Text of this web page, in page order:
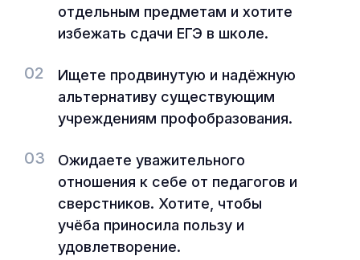
отдельным предметам и хотите
избежать сдачи ЕГЭ в школе.
02
Ищете продвинутую и надёжную
альтернативу существующим
учреждениям профобразования.
03
Ожидаете уважительного
отношения к себе от педагогов и
сверстников. Хотите, чтобы
учёба приносила пользу и
удовлетворение.